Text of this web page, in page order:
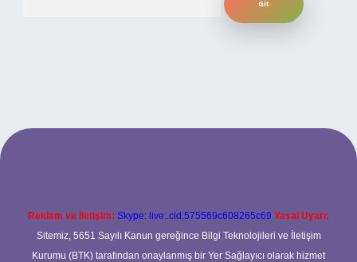
Reklam ve İletişim: Skype: live:.cid.575569c608265c69 Yasal Uyarı:
Sitemiz, 5651 Sayılı Kanun gereğince Bilgi Teknolojileri ve İletişim
Kurumu (BTK) tarafından onaylanmış bir Yer Sağlayıcı olarak hizmet